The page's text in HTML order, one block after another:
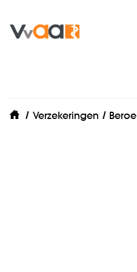
home
Verzekeringen